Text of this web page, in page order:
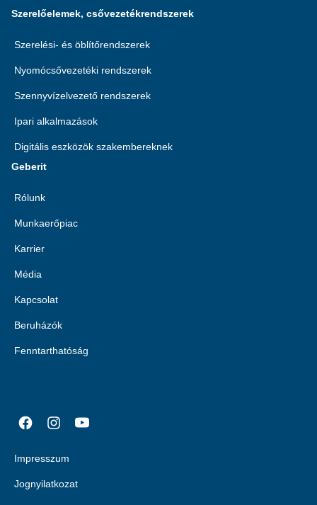
Szerelőelemek, csővezetékrendszerek
Szerelési- és öblítőrendszerek
Nyomócsővezetéki rendszerek
Szennyvízelvezető rendszerek
Ipari alkalmazások
Digitális eszközök szakembereknek
Geberit
Rólunk
Munkaerőpiac
Karrier
Média
Kapcsolat
Beruházók
Fenntarthatóság
Impresszum
Jognyilatkozat